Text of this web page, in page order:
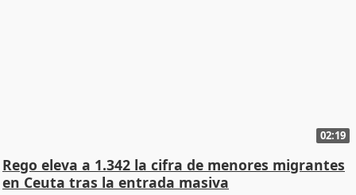
02:19
Rego eleva a 1.342 la cifra de menores migrantes
en Ceuta tras la entrada masiva